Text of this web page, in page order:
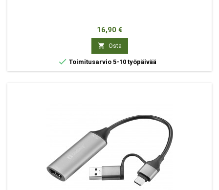
Hinta
16,90 €
 Osta
 Toimitusarvio 5-10 työpäivää